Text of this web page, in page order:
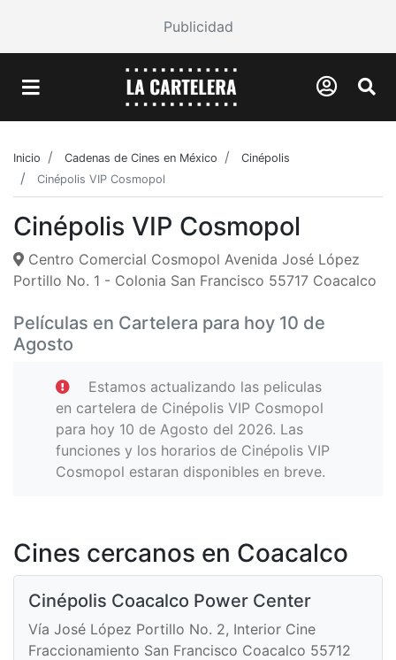
Publicidad
Inicio Cadenas de Cines en México
Cinépolis
Cinépolis VIP Cosmopol
Cinépolis VIP Cosmopol
Centro Comercial Cosmopol Avenida José López
Portillo No. 1 - Colonia San Francisco 55717 Coacalco
Películas en Cartelera para hoy 10 de
Agosto
Estamos actualizando las peliculas
en cartelera de Cinépolis VIP Cosmopol
para hoy 10 de Agosto del 2026. Las
funciones y los horarios de Cinépolis VIP
Cosmopol estaran disponibles en breve.
Cines cercanos en Coacalco
Cinépolis Coacalco Power Center
Vía José López Portillo No. 2, Interior Cine
Fraccionamiento San Francisco Coacalco 55712